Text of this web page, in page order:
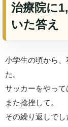
治療院に
いた答え
小学生の頃から
た。
サッカーをやって
また捻挫して。
その繰り返しでし